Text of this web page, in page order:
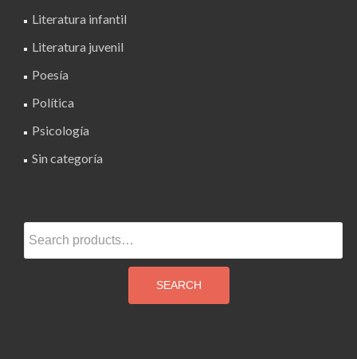
Literatura infantil
Literatura juvenil
Poesía
Política
Psicología
Sin categoría
Search
for:
SEARCH